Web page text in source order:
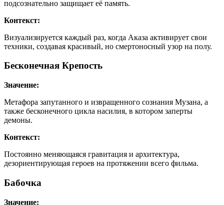
подсознательно защищает её память.
Контекст:
Визуализируется каждый раз, когда Аказа активирует свои
техники, создавая красивый, но смертоносный узор на полу.
Бесконечная Крепость
Значение:
Метафора запутанного и извращенного сознания Музана, а
также бесконечного цикла насилия, в котором заперты
демоны.
Контекст:
Постоянно меняющаяся гравитация и архитектура,
дезориентирующая героев на протяжении всего фильма.
Бабочка
Значение: